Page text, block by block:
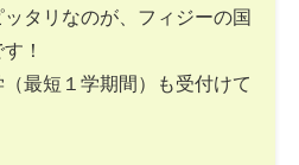
タリなのが、フィジーの国
！
最短１学期間）も受付けて